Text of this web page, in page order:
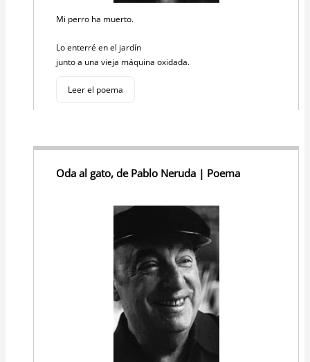
Mi perro ha muerto.
Lo enterré en el jardín
junto a una vieja máquina oxidada.
Leer el poema
Oda al gato, de Pablo Neruda | Poema